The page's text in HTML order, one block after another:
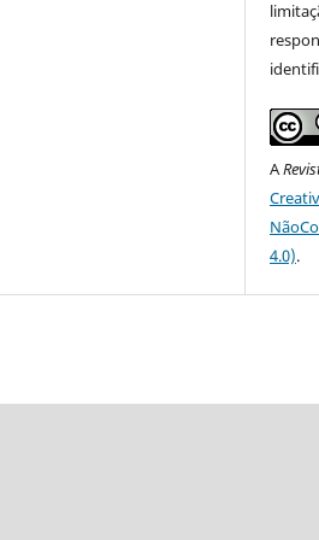
A
4.0).